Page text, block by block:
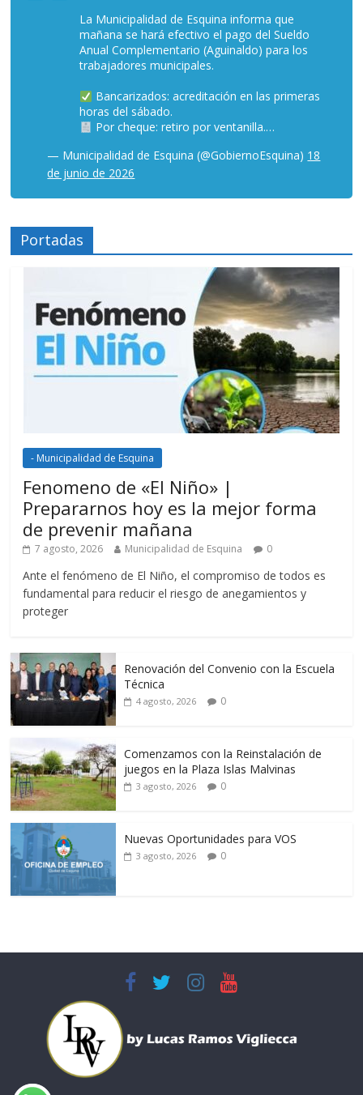
La Municipalidad de Esquina informa que
mañana se hará efectivo el pago del Sueldo
Anual Complementario (Aguinaldo) para los
trabajadores municipales.
Bancarizados: acreditación en las primeras
horas del sábado.
Por cheque: retiro por ventanilla.…
— Municipalidad de Esquina (@GobiernoEsquina) 18
de junio de 2026
Portadas
- Municipalidad de Esquina
Fenomeno de «El Niño» |
Prepararnos hoy es la mejor forma
de prevenir mañana
7 agosto, 2026 Municipalidad de Esquina 0
Ante el fenómeno de El Niño, el compromiso de todos es
fundamental para reducir el riesgo de anegamientos y
proteger
Renovación del Convenio con la Escuela
Técnica
4 agosto, 2026 0
Comenzamos con la Reinstalación de
juegos en la Plaza Islas Malvinas
3 agosto, 2026 0
Nuevas Oportunidades para VOS
3 agosto, 2026 0